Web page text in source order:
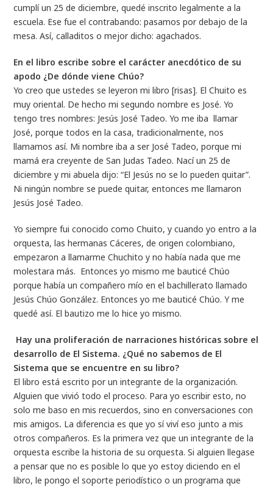
cumplí un 25 de diciembre, quedé inscrito legalmente a la
escuela. Ese fue el contrabando: pasamos por debajo de la
mesa. Así, calladitos o mejor dicho: agachados.
En el libro escribe sobre el carácter anecdótico de su
apodo ¿De dónde viene Chúo?
Yo creo que ustedes se leyeron mi libro [risas]. El Chuito es
muy oriental. De hecho mi segundo nombre es José. Yo
tengo tres nombres: Jesús José Tadeo. Yo me iba llamar
José, porque todos en la casa, tradicionalmente, nos
llamamos así. Mi nombre iba a ser José Tadeo, porque mi
mamá era creyente de San Judas Tadeo. Nací un 25 de
diciembre y mi abuela dijo: “El Jesús no se lo pueden quitar”.
Ni ningún nombre se puede quitar, entonces me llamaron
Jesús José Tadeo.
Yo siempre fui conocido como Chuito, y cuando yo entro a la
orquesta, las hermanas Cáceres, de origen colombiano,
empezaron a llamarme Chuchito y no había nada que me
molestara más. Entonces yo mismo me bauticé Chúo
porque había un compañero mío en el bachillerato llamado
Jesús Chúo González. Entonces yo me bauticé Chúo. Y me
quedé así. El bautizo me lo hice yo mismo.
Hay una proliferación de narraciones históricas sobre el
desarrollo de El Sistema. ¿Qué no sabemos de El
Sistema que se encuentre en su libro?
El libro está escrito por un integrante de la organización.
Alguien que vivió todo el proceso. Para yo escribir esto, no
solo me baso en mis recuerdos, sino en conversaciones con
mis amigos. La diferencia es que yo sí viví eso junto a mis
otros compañeros. Es la primera vez que un integrante de la
orquesta escribe la historia de su orquesta. Si alguien llegase
a pensar que no es posible lo que yo estoy diciendo en el
libro, le pongo el soporte periodístico o un programa que